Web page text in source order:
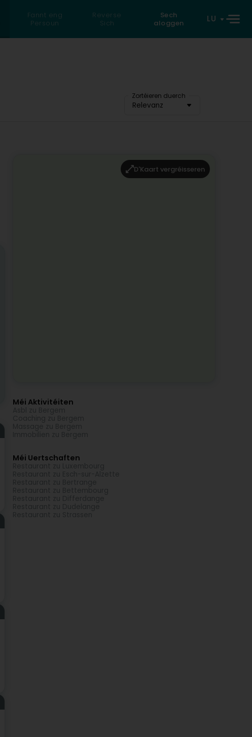
Fannt eng
Persoun
Reverse
Sich
Sech
aloggen
LU
Zortéieren duerch
Relevanz
D'Kaart vergréisseren
Méi Aktivitéiten
Méi Uertschaften